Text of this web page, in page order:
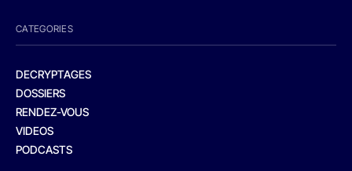
CATEGORIES
DECRYPTAGES
DOSSIERS
RENDEZ-VOUS
VIDEOS
PODCASTS